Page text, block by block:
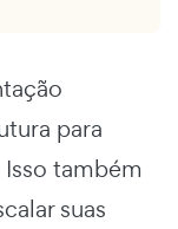
para
também
suas